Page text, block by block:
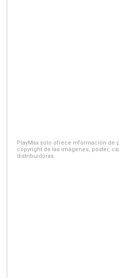
PlayMax solo ofrece información de
copyright de las imágenes, póster,
distribuidoras.